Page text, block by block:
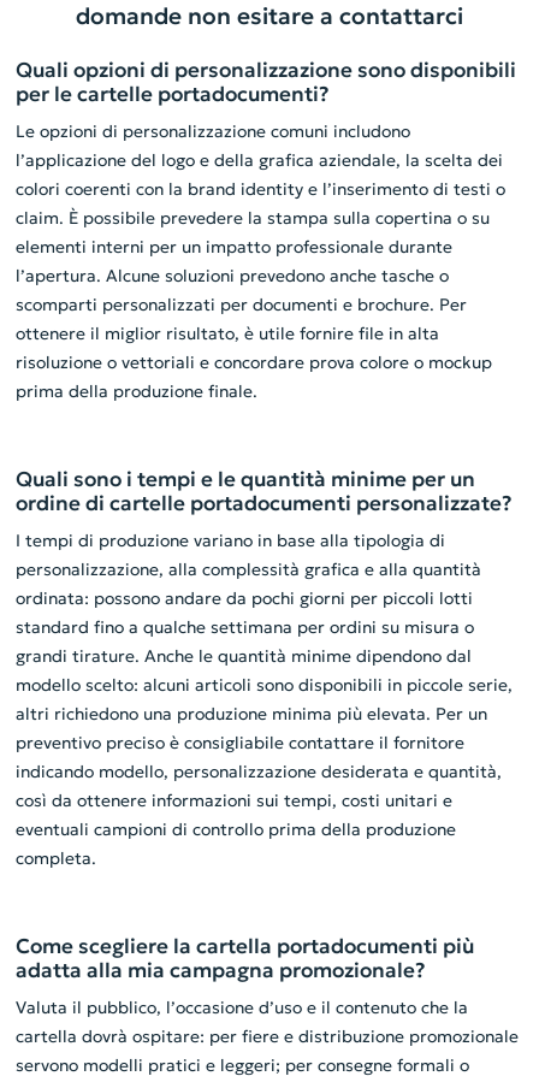
domande non esitare a contattarci
Quali opzioni di personalizzazione sono disponibili
per le cartelle portadocumenti?
Le opzioni di personalizzazione comuni includono
l’applicazione del logo e della grafica aziendale, la scelta dei
colori coerenti con la brand identity e l’inserimento di testi o
claim. È possibile prevedere la stampa sulla copertina o su
elementi interni per un impatto professionale durante
l’apertura. Alcune soluzioni prevedono anche tasche o
scomparti personalizzati per documenti e brochure. Per
ottenere il miglior risultato, è utile fornire file in alta
risoluzione o vettoriali e concordare prova colore o mockup
prima della produzione finale.
Quali sono i tempi e le quantità minime per un
ordine di cartelle portadocumenti personalizzate?
I tempi di produzione variano in base alla tipologia di
personalizzazione, alla complessità grafica e alla quantità
ordinata: possono andare da pochi giorni per piccoli lotti
standard fino a qualche settimana per ordini su misura o
grandi tirature. Anche le quantità minime dipendono dal
modello scelto: alcuni articoli sono disponibili in piccole serie,
altri richiedono una produzione minima più elevata. Per un
preventivo preciso è consigliabile contattare il fornitore
indicando modello, personalizzazione desiderata e quantità,
così da ottenere informazioni sui tempi, costi unitari e
eventuali campioni di controllo prima della produzione
completa.
Come scegliere la cartella portadocumenti più
adatta alla mia campagna promozionale?
Valuta il pubblico, l’occasione d’uso e il contenuto che la
cartella dovrà ospitare: per fiere e distribuzione promozionale
servono modelli pratici e leggeri; per consegne formali o